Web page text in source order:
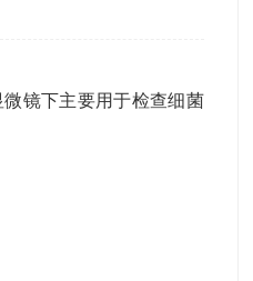
镜下主要用于检查细菌